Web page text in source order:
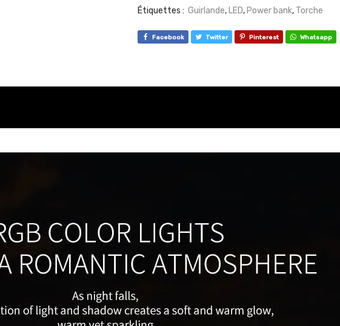
Étiquettes : Guirlande, LED, Power bank, Torche
Facebook Twitter Pinterest Whatsapp